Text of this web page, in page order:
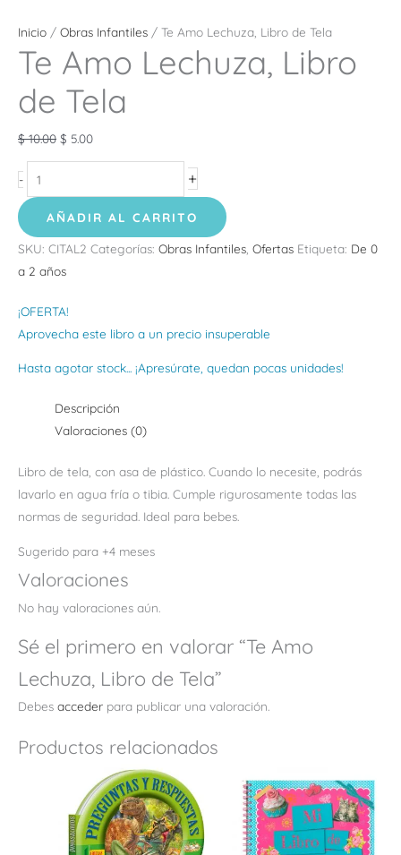
Inicio / Obras Infantiles / Te Amo Lechuza, Libro de Tela
Te Amo Lechuza, Libro
de Tela
$10.00 $ 5.00
- +
AÑADIR AL CARRITO
SKU: CITAL2 Categorías: Obras Infantiles Ofertas Etiqueta: De 0
a 2 años
¡OFERTA!
Aprovecha este libro a un precio insuperable
Hasta agotar stock... ¡Apresúrate, quedan pocas unidades!
Descripción
Valoraciones (0)
Libro de tela, con asa de plástico. Cuando lo necesite, podrás
lavarlo en agua fría o tibia. Cumple rigurosamente todas las
normas de seguridad. Ideal para bebes.
Sugerido para +4 meses
Valoraciones
No hay valoraciones aún.
Sé el primero en valorar “Te Amo
Lechuza, Libro de Tela”
Debes acceder para publicar una valoración.
Productos relacionados